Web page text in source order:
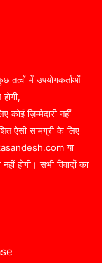
तत्वों में उपयोगकर्ताओं
ज़िम्मेदारी नहीं
ऐसी सामग्री के लिए
या
होगी। सभी विवादों का